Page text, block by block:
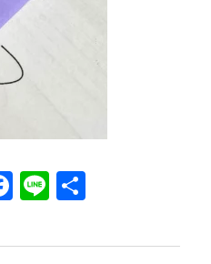
Facebook
Line